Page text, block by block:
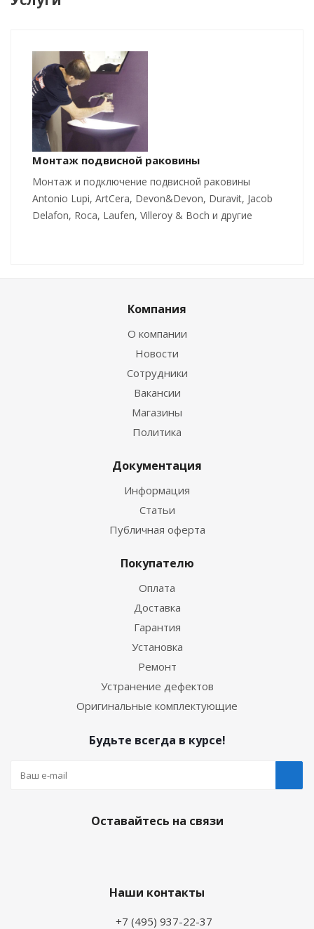
Монтаж подвисной раковины
Монтаж и подключение подвисной раковины
Antonio Lupi, ArtCera, Devon&Devon, Duravit, Jacob
Delafon, Roca, Laufen, Villeroy & Boch и другие
Компания
О компании
Новости
Сотрудники
Вакансии
Магазины
Политика
Документация
Информация
Статьи
Публичная оферта
Покупателю
Оплата
Доставка
Гарантия
Установка
Ремонт
Устранение дефектов
Оригинальные комплектующие
Будьте всегда в курсе!
Оставайтесь на связи
Наши контакты
+7 (495) 937-22-37